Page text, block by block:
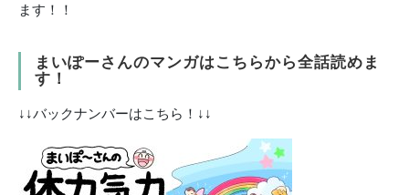
ます！！
まいぽーさんのマンガはこちらから全話読めま
す！
↓↓バックナンバーはこちら！↓↓